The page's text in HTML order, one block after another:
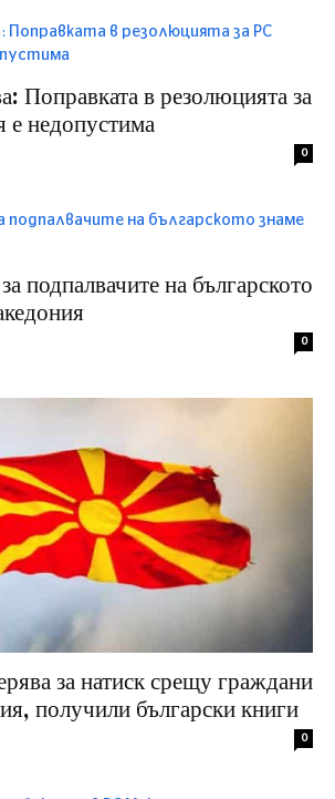
Поправката в резолюцията за
недопустима
0
подпалвачите на българското
0
за натиск срещу граждани
получили български книги
0